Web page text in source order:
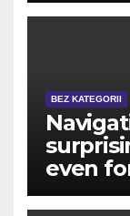
BEZ KATEGORII
even